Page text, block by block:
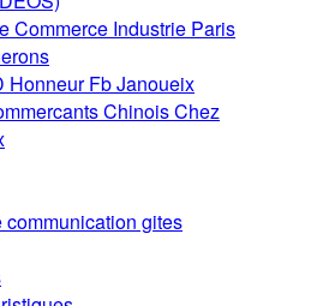
Commerce Industrie Paris
Honneur Fb Janoueix
Chinois Chez
communication gites